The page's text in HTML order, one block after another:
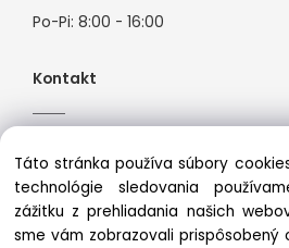
Po-Pi: 8:00 - 16:00
Kontakt
Mail:info@premiosport.sk
Táto stránka používa súbory
technológie sledovania
zážitku z prehliadania našich
sme vám zobrazovali prispôsobený